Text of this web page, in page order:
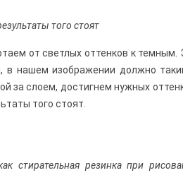
того стоят
от светлых оттенков к темным.
в нашем изображении должно
за слоем, достигнем нужных
того стоят.
стирательная резинка при